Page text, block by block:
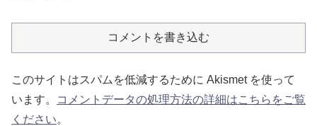
コメントを書き込む
このサイトはスパムを低減するために Akismet を使って
います。
コメントデータの処理方法の詳細はこちらをご覧
ください。